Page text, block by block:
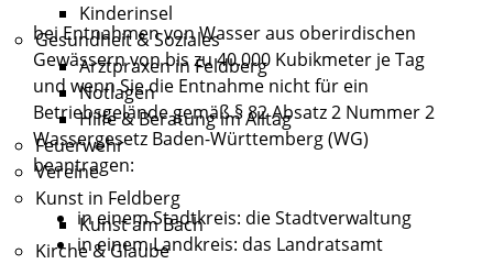
Kinderinsel
Gesundheit & Soziales
Arztpraxen in Feldberg
Notlagen
Hilfe & Beratung im Alltag
Feuerwehr
Vereine
Kunst in Feldberg
Kunst am Bach
Kirche & Glaube
bei Entnahmen von Wasser aus oberirdischen
Gewässern von bis zu 40.000 Kubikmeter je Tag
und wenn Sie die Entnahme nicht für ein
Betriebsgelände gemäß § 82 Absatz 2 Nummer 2
Wassergesetz Baden-Württemberg (WG)
beantragen:
in einem Stadtkreis: die Stadtverwaltung
in einem Landkreis: das Landratsamt